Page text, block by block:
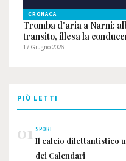
CRONACA
Tromba d'aria a Narni:
transito, illesa la
17 Giugno 2026
PIÙ LETTI
01 SPORT
Il calcio dilettantistico
dei Calendari